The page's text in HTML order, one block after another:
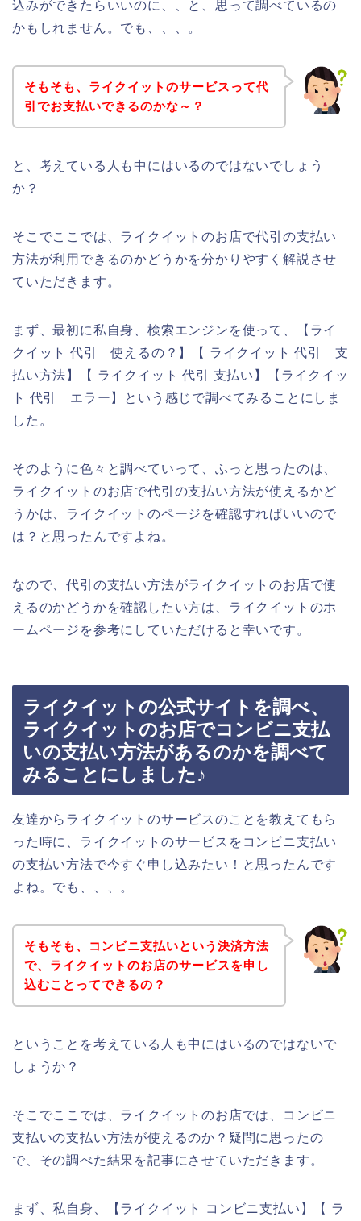
込みができたらいいのに、、と、思って調べているの
かもしれません。でも、、、。
そもそも、ライクイットのサービスって代
引でお支払いできるのかな～？
と、考えている人も中にはいるのではないでしょう
か？
そこでここでは、ライクイットのお店で代引の支払い
方法が利用できるのかどうかを分かりやすく解説させ
ていただきます。
まず、最初に私自身、検索エンジンを使って、【ライ
クイット 代引 使えるの？】【 ライクイット 代引 支
払い方法】【 ライクイット 代引 支払い】【ライクイッ
ト 代引 エラー】という感じで調べてみることにしま
した。
そのように色々と調べていって、ふっと思ったのは、
ライクイットのお店で代引の支払い方法が使えるかど
うかは、ライクイットのページを確認すればいいので
は？と思ったんですよね。
なので、代引の支払い方法がライクイットのお店で使
えるのかどうかを確認したい方は、ライクイットのホ
ームページを参考にしていただけると幸いです。
ライクイットの公式サイトを調べ、
ライクイットのお店でコンビニ支払
いの支払い方法があるのかを調べて
みることにしました♪
友達からライクイットのサービスのことを教えてもら
った時に、ライクイットのサービスをコンビニ支払い
の支払い方法で今すぐ申し込みたい！と思ったんです
よね。でも、、、。
そもそも、コンビニ支払いという決済方法
で、ライクイットのお店のサービスを申し
込むことってできるの？
ということを考えている人も中にはいるのではないで
しょうか？
そこでここでは、ライクイットのお店では、コンビニ
支払いの支払い方法が使えるのか？疑問に思ったの
で、その調べた結果を記事にさせていただきます。
まず、私自身、【ライクイット コンビニ支払い】【 ラ